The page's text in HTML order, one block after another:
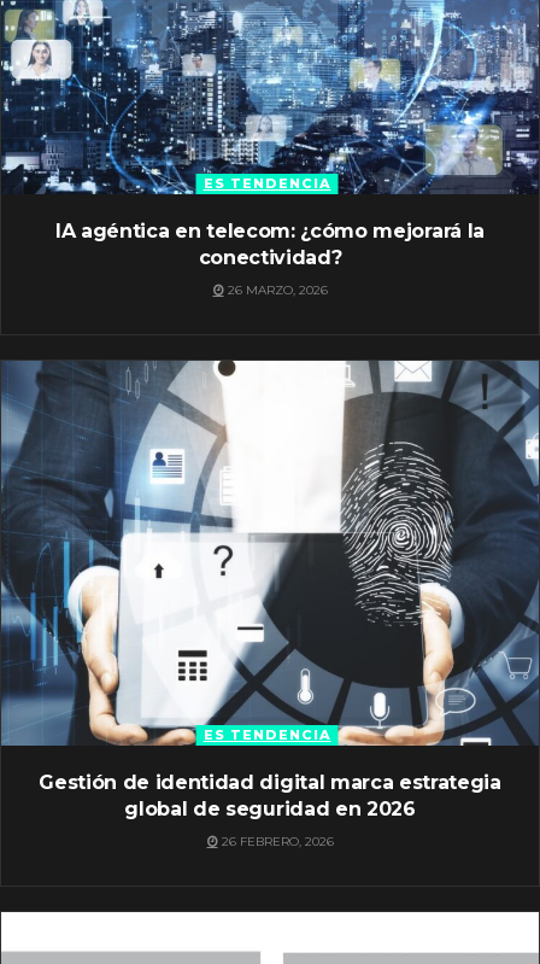
ES TENDENCIA
IA agéntica en telecom: ¿cómo mejorará la
conectividad?
26 MARZO, 2026
ES TENDENCIA
Gestión de identidad digital marca estrategia
global de seguridad en 2026
26 FEBRERO, 2026